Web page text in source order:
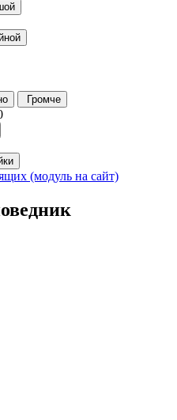
Громче
(модуль на сайт)